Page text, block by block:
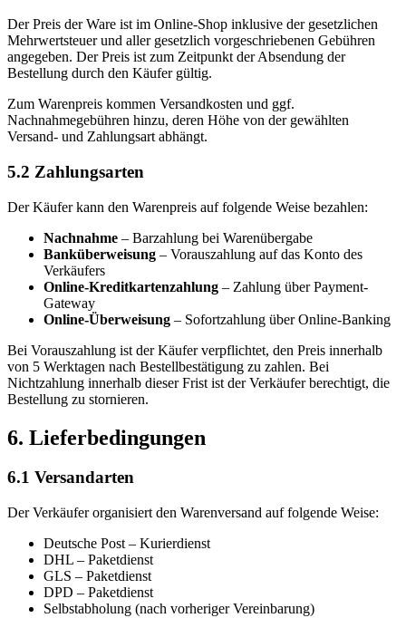
Der Preis der Ware ist im Online-Shop inklusive der gesetzlichen
Mehrwertsteuer und aller gesetzlich vorgeschriebenen Gebühren
angegeben. Der Preis ist zum Zeitpunkt der Absendung der
Bestellung durch den Käufer gültig.
Zum Warenpreis kommen Versandkosten und ggf.
Nachnahmegebühren hinzu, deren Höhe von der gewählten
Versand- und Zahlungsart abhängt.
5.2 Zahlungsarten
Der Käufer kann den Warenpreis auf folgende Weise bezahlen:
Nachnahme – Barzahlung bei Warenübergabe
Banküberweisung – Vorauszahlung auf das Konto des
Verkäufers
Online-Kreditkartenzahlung – Zahlung über Payment-
Gateway
Online-Überweisung – Sofortzahlung über Online-Banking
Bei Vorauszahlung ist der Käufer verpflichtet, den Preis innerhalb
von 5 Werktagen nach Bestellbestätigung zu zahlen. Bei
Nichtzahlung innerhalb dieser Frist ist der Verkäufer berechtigt, die
Bestellung zu stornieren.
6. Lieferbedingungen
6.1 Versandarten
Der Verkäufer organisiert den Warenversand auf folgende Weise:
Deutsche Post – Kurierdienst
DHL – Paketdienst
GLS – Paketdienst
DPD – Paketdienst
Selbstabholung (nach vorheriger Vereinbarung)